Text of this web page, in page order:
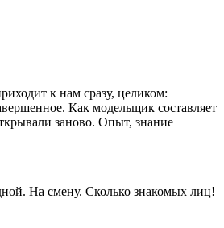
к нам сразу, целиком:
Как модельщик составляет
заново. Опыт, знание
На смену. Сколько знакомых лиц!